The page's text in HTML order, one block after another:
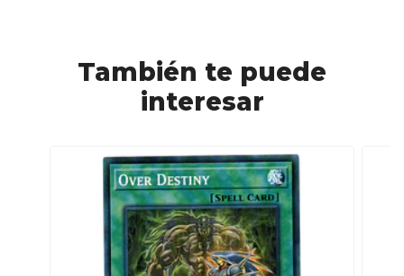
También te puede
interesar